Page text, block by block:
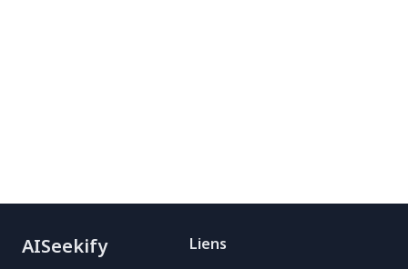
AISeekify
Liens